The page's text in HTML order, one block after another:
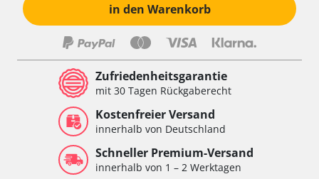
in den Warenkorb
Zufriedenheitsgarantie
mit 30 Tagen Rückgaberecht
Kostenfreier Versand
innerhalb von Deutschland
Schneller Premium-Versand
innerhalb von 1 – 2 Werktagen